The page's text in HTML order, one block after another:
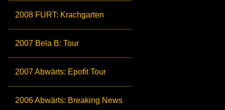
2008 FURT: Krachgarten
2007 Bela B: Tour
2007 Abwärts: Epofit Tour
2006 Abwärts: Breaking News